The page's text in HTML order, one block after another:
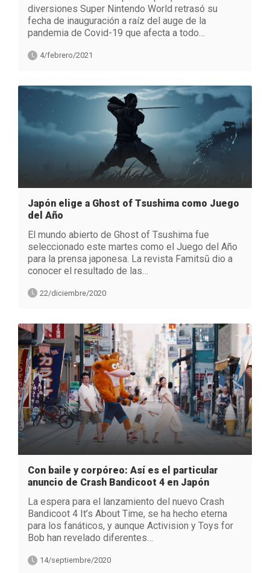
diversiones Super Nintendo World retrasó su
fecha de inauguración a raíz del auge de la
pandemia de Covid-19 que afecta a todo…
4/febrero/2021
Japón elige a Ghost of Tsushima como Juego
del Año
El mundo abierto de Ghost of Tsushima fue
seleccionado este martes como el Juego del Año
para la prensa japonesa. La revista Famitsū dio a
conocer el resultado de las…
22/diciembre/2020
Con baile y corpóreo: Así es el particular
anuncio de Crash Bandicoot 4 en Japón
La espera para el lanzamiento del nuevo Crash
Bandicoot 4 It’s About Time, se ha hecho eterna
para los fanáticos, y aunque Activision y Toys for
Bob han revelado diferentes…
14/septiembre/2020